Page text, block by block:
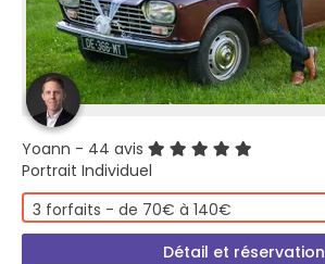
Yoann - 44 avis
Portrait Individuel
3 forfaits - de 70€ à 140€
Détail et réservation